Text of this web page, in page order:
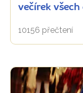
večírek
10156 přečtení